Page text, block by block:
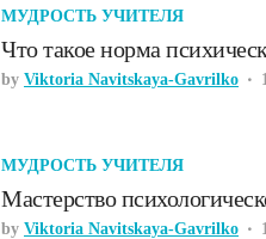
МУДРОСТЬ УЧИТЕЛЯ
Что такое норма
by Viktoria Navitskaya-Gavrilko
МУДРОСТЬ УЧИТЕЛЯ
Мастерство
by Viktoria Navitskaya-Gavrilko